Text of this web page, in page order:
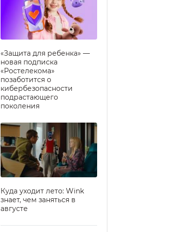
«Защита для ребенка» —
новая подписка
«Ростелекома»
позаботится о
кибербезопасности
подрастающего
поколения
Куда уходит лето: Wink
знает, чем заняться в
августе